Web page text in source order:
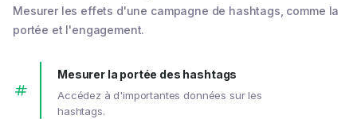
Mesurer les effets d'une campagne de hashtags, comme la
portée et l'engagement.
Mesurer la portée des hashtags
Accédez à d'importantes données sur les
hashtags.